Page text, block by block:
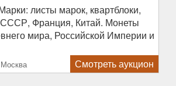
квартблоки,
СССР, Франция, Китай. Монеты
мира, Российской Империи и
Москва Смотреть аукцион